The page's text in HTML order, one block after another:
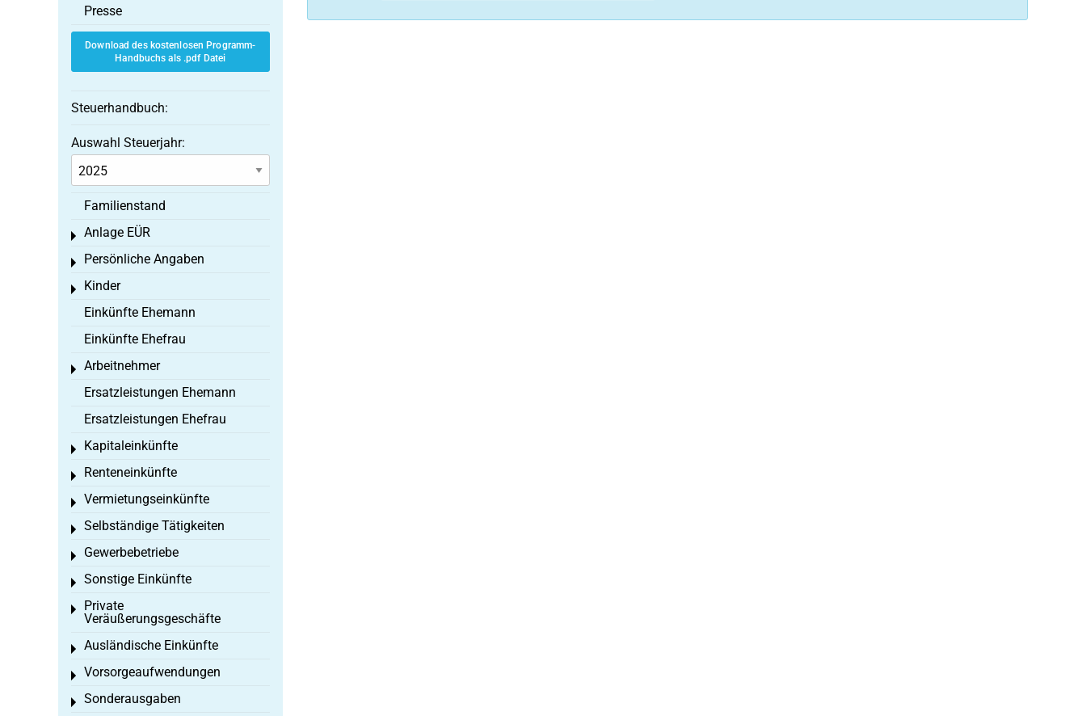
Presse
Download des kostenlosen Programm-
Handbuchs als .pdf Datei
Steuerhandbuch:
Auswahl Steuerjahr:
Familienstand
Anlage EÜR
Toggle menu
Persönliche Angaben
Toggle menu
Kinder
Toggle menu
Einkünfte Ehemann
Einkünfte Ehefrau
Arbeitnehmer
Toggle menu
Ersatzleistungen Ehemann
Ersatzleistungen Ehefrau
Kapitaleinkünfte
Toggle menu
Renteneinkünfte
Toggle menu
Vermietungseinkünfte
Toggle menu
Selbständige Tätigkeiten
Toggle menu
Gewerbebetriebe
Toggle menu
Sonstige Einkünfte
Toggle menu
Private
Veräußerungsgeschäfte
Toggle menu
Ausländische Einkünfte
Toggle menu
Vorsorgeaufwendungen
Toggle menu
Sonderausgaben
Toggle menu